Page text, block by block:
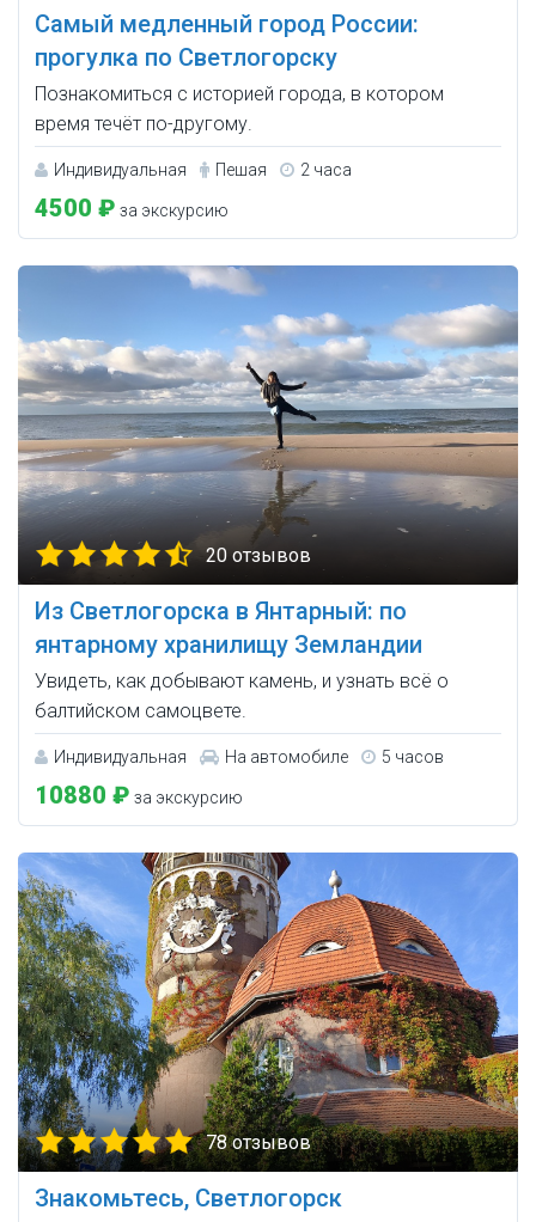
Самый медленный город России:
прогулка по Светлогорску
Познакомиться с историей города, в котором
время течёт по-другому.
Индивидуальная Пешая 2 часа
4500 ₽ за экскурсию
20 отзывов
Из Светлогорска в Янтарный: по
янтарному хранилищу Земландии
Увидеть, как добывают камень, и узнать всё о
балтийском самоцвете.
Индивидуальная На автомобиле 5 часов
10880 ₽ за экскурсию
78 отзывов
Знакомьтесь, Светлогорск